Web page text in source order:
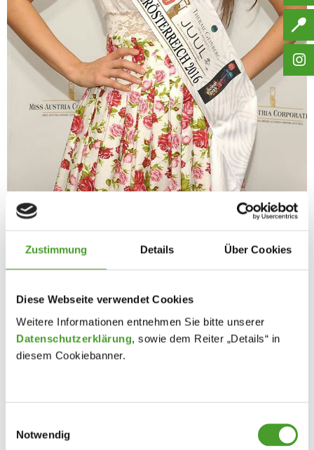
Zustimmung Details Über Cookies
Diese Webseite verwendet Cookies
Weitere Informationen entnehmen Sie bitte unserer
Datenschutzerklärung, sowie dem Reiter „Details“ in
diesem Cookiebanner.
Notwendig